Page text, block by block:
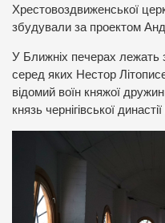
Хрестовоздвиженської
збудували за проектом
У Ближніх печерах лежать
серед яких Нестор
відомий воїн княжої
князь чернігівської